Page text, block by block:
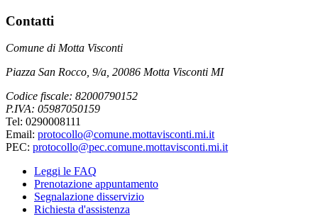
Contatti
Comune di Motta Visconti
Piazza San Rocco, 9/a, 20086 Motta Visconti MI
Codice fiscale: 82000790152
P.IVA: 05987050159
Tel: 0290008111
Email: protocollo@comune.mottavisconti.mi.it
PEC: protocollo@pec.comune.mottavisconti.mi.it
Leggi le FAQ
Prenotazione appuntamento
Segnalazione disservizio
Richiesta d'assistenza